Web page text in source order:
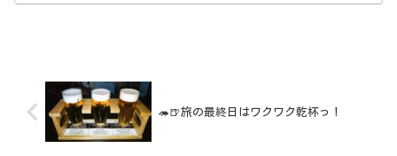
🦔🍺旅の最終日はワクワク乾杯っ！